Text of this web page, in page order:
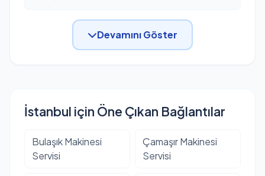
Devamını Göster
İstanbul için Öne Çıkan Bağlantılar
Bulaşık Makinesi
Servisi
Çamaşır Makinesi
Servisi